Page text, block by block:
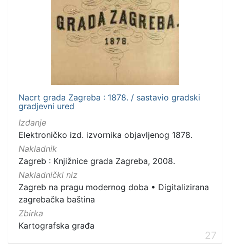
Nacrt grada Zagreba : 1878. / sastavio gradski
gradjevni ured
Izdanje
Elektroničko izd. izvornika objavljenog 1878.
Nakladnik
Zagreb : Knjižnice grada Zagreba, 2008.
Nakladnički niz
Zagreb na pragu modernog doba • Digitalizirana
zagrebačka baština
Zbirka
Kartografska građa
27